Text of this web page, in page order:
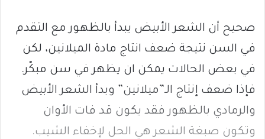
صحيح أن الشعر الأبيض يبدأ بالظهور مع التقدم
في السن نتيجة ضعف انتاج مادة الميلانين، لكن
في بعض الحالات يمكن ان يظهر في سن مبكّر.
فإذا ضعف إنتاج الـ”ميلانين” وبدأ الشعر الأبيض
والرمادي بالظهور فقد يكون قد فات الأوان
وتكون صبغة الشعر هي الحل لإخفاء الشيب.